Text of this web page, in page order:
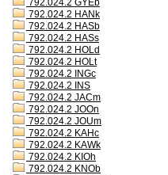
792.024.2 GYEb
792.024.2 HANk
792.024.2 HASb
792.024.2 HASs
792.024.2 HOLd
792.024.2 HOLt
792.024.2 INGc
792.024.2 INS
792.024.2 JACm
792.024.2 JOOn
792.024.2 JOUm
792.024.2 KAHc
792.024.2 KAWk
792.024.2 KIOh
792.024.2 KNOb